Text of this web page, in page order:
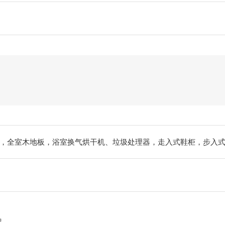
全室木地板，浴室换气烘干机、垃圾处理器，走入式鞋柜，步入